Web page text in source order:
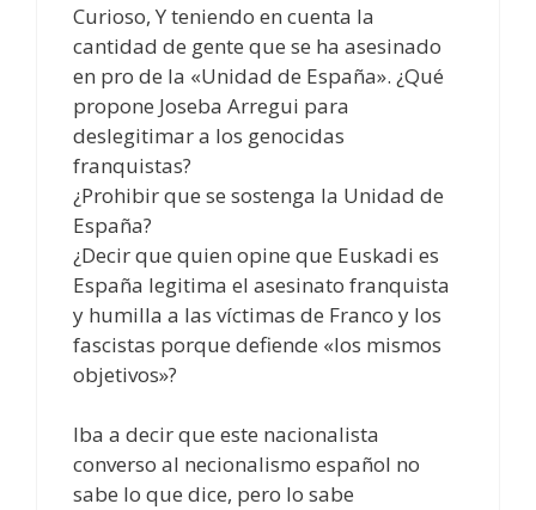
Curioso, Y teniendo en cuenta la
cantidad de gente que se ha asesinado
en pro de la «Unidad de España». ¿Qué
propone Joseba Arregui para
deslegitimar a los genocidas
franquistas?
¿Prohibir que se sostenga la Unidad de
España?
¿Decir que quien opine que Euskadi es
España legitima el asesinato franquista
y humilla a las víctimas de Franco y los
fascistas porque defiende «los mismos
objetivos»?
Iba a decir que este nacionalista
converso al necionalismo español no
sabe lo que dice, pero lo sabe